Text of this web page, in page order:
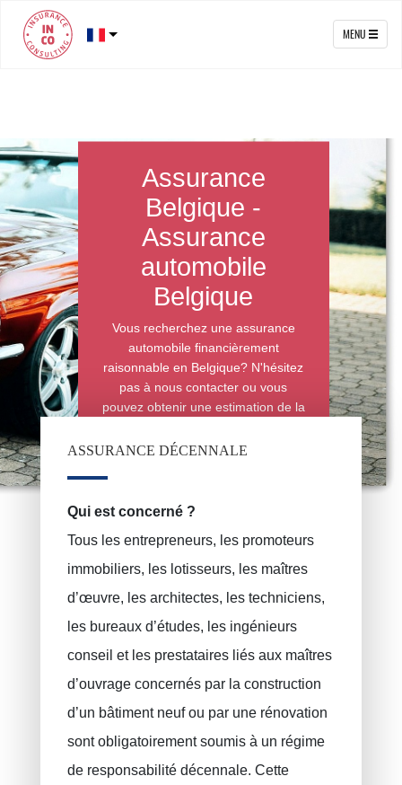
MENU
Assurance
Belgique -
Assurance
automobile
Belgique
Vous recherchez une assurance
automobile financièrement
raisonnable en Belgique? N'hésitez
pas à nous contacter ou vous
pouvez obtenir une estimation de la
ligne grâce au simulateur de ce site
ASSURANCE DÉCENNALE
Qui est concerné ?
Tous les entrepreneurs, les promoteurs
immobiliers, les lotisseurs, les maîtres
d’œuvre, les architectes, les techniciens,
les bureaux d’études, les ingénieurs
conseil et les prestataires liés aux maîtres
d’ouvrage concernés par la construction
d’un bâtiment neuf ou par une rénovation
sont obligatoirement soumis à un régime
de responsabilité décennale. Cette